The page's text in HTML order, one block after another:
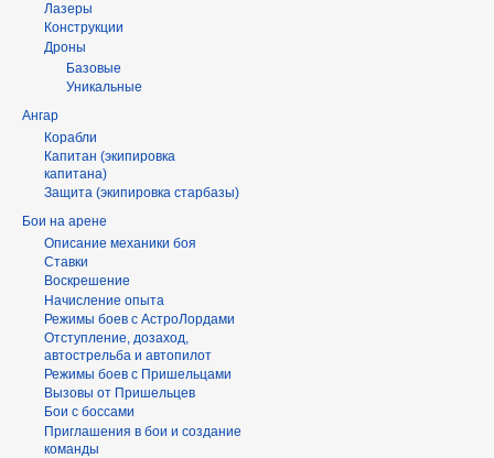
Лазеры
Конструкции
Дроны
Базовые
Уникальные
Ангар
Корабли
Капитан (экипировка
капитана)
Защита (экипировка старбазы)
Бои на арене
Описание механики боя
Ставки
Воскрешение
Начисление опыта
Режимы боев с АстроЛордами
Отступление, дозаход,
автострельба и автопилот
Режимы боев с Пришельцами
Вызовы от Пришельцев
Бои с боссами
Приглашения в бои и создание
команды